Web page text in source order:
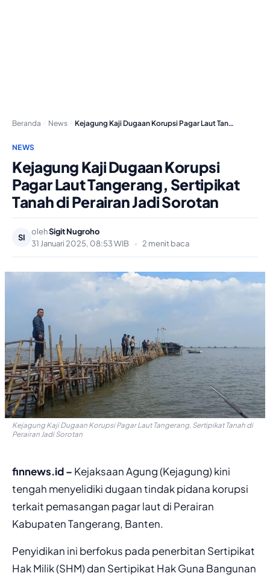
Beranda News Kejagung Kaji Dugaan Korupsi Pagar Laut Tangerang, Sertipikat…
NEWS
Kejagung Kaji Dugaan Korupsi
Pagar Laut Tangerang, Sertipikat
Tanah di Perairan Jadi Sorotan
SI
olehSigit Nugroho
31 Januari 2025, 08:53 WIB
• 2 menit baca
Kejagung Kaji Dugaan Korupsi Pagar Laut Tangerang, Sertipikat Tanah di
Perairan Jadi Sorotan
finnews.id – Kejaksaan Agung (Kejagung) kini
tengah menyelidiki dugaan tindak pidana korupsi
terkait pemasangan pagar laut di Perairan
Kabupaten Tangerang, Banten.
Penyidikan ini berfokus pada penerbitan Sertipikat
Hak Milik (SHM) dan Sertipikat Hak Guna Bangunan